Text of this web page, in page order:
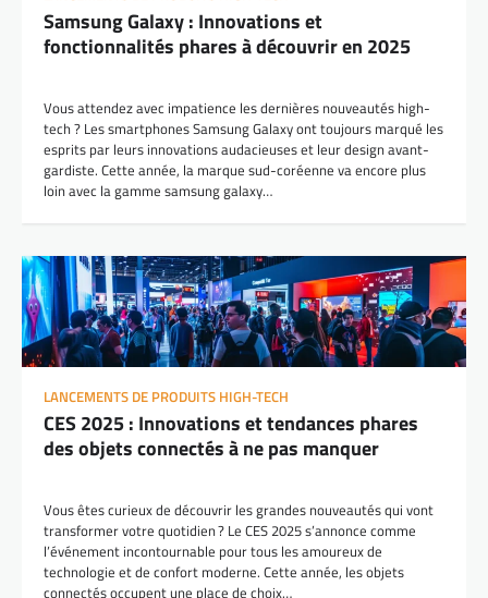
Samsung Galaxy : Innovations et
fonctionnalités phares à découvrir en 2025
Vous attendez avec impatience les dernières nouveautés high-
tech ? Les smartphones Samsung Galaxy ont toujours marqué les
esprits par leurs innovations audacieuses et leur design avant-
gardiste. Cette année, la marque sud-coréenne va encore plus
loin avec la gamme samsung galaxy…
LANCEMENTS DE PRODUITS HIGH-TECH
CES 2025 : Innovations et tendances phares
des objets connectés à ne pas manquer
Vous êtes curieux de découvrir les grandes nouveautés qui vont
transformer votre quotidien ? Le CES 2025 s’annonce comme
l’événement incontournable pour tous les amoureux de
technologie et de confort moderne. Cette année, les objets
connectés occupent une place de choix…